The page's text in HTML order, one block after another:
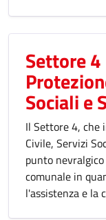
Settore
Sociali e
Il Settore 4, che
Civile, Servizi
punto
comunale in
l'assistenza e la